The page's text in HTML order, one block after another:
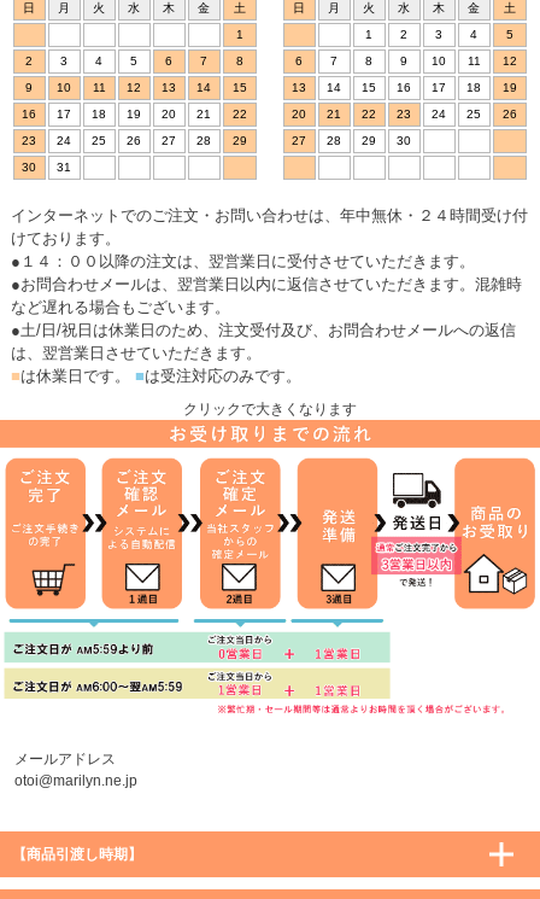
日
月 火 水 木 金
土
1
2
3 4 5 6 7
8
9
10 11 12 13 14
15
16
17 18 19 20 21
22
23
24 25 26 27 28
29
30
31
日
月 火 水 木 金
土
1
2 3 4
5
6
7 8 9 10 11
12
13
14 15 16 17 18
19
20
21 22 23 24 25
26
27
28 29 30
インターネットでのご注文・お問い合わせは、年中無休・２４時間受け付
けております。
●１４：００以降の注文は、翌営業日に受付させていただきます。
●お問合わせメールは、翌営業日以内に返信させていただきます。混雑時
など遅れる場合もございます。
●土/日/祝日は休業日のため、注文受付及び、お問合わせメールへの返信
は、翌営業日させていただきます。
■は休業日です。 ■は受注対応のみです。
クリックで大きくなります
メールアドレス
otoi@marilyn.ne.jp
【商品引渡し時期】